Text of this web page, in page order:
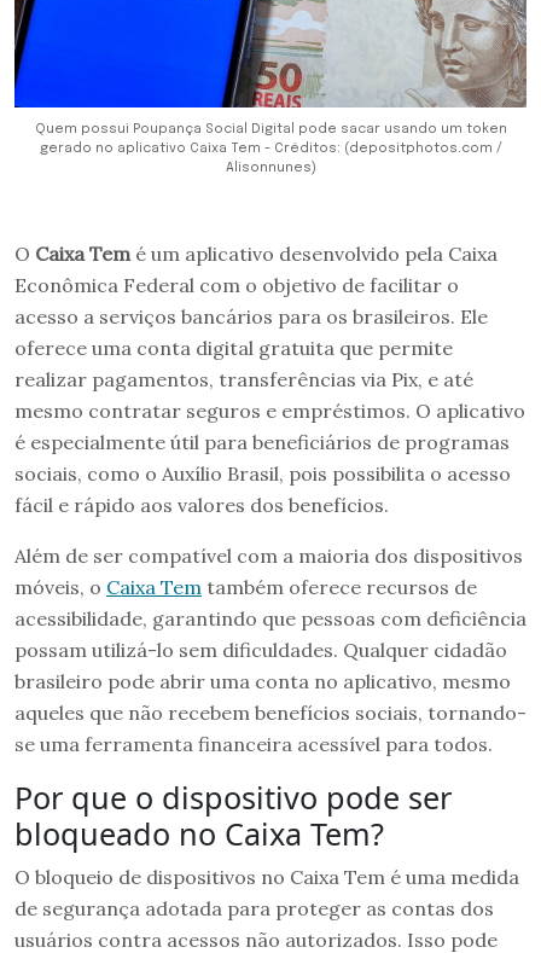
Quem possui Poupança Social Digital pode sacar usando um token
gerado no aplicativo Caixa Tem - Créditos: (depositphotos.com /
Alisonnunes)
O Caixa Tem é um aplicativo desenvolvido pela Caixa
Econômica Federal com o objetivo de facilitar o
acesso a serviços bancários para os brasileiros. Ele
oferece uma conta digital gratuita que permite
realizar pagamentos, transferências via Pix, e até
mesmo contratar seguros e empréstimos. O aplicativo
é especialmente útil para beneficiários de programas
sociais, como o Auxílio Brasil, pois possibilita o acesso
fácil e rápido aos valores dos benefícios.
Além de ser compatível com a maioria dos dispositivos
móveis, o Caixa Tem também oferece recursos de
acessibilidade, garantindo que pessoas com deficiência
possam utilizá-lo sem dificuldades. Qualquer cidadão
brasileiro pode abrir uma conta no aplicativo, mesmo
aqueles que não recebem benefícios sociais, tornando-
se uma ferramenta financeira acessível para todos.
Por que o dispositivo pode ser
bloqueado no Caixa Tem?
O bloqueio de dispositivos no Caixa Tem é uma medida
de segurança adotada para proteger as contas dos
usuários contra acessos não autorizados. Isso pode